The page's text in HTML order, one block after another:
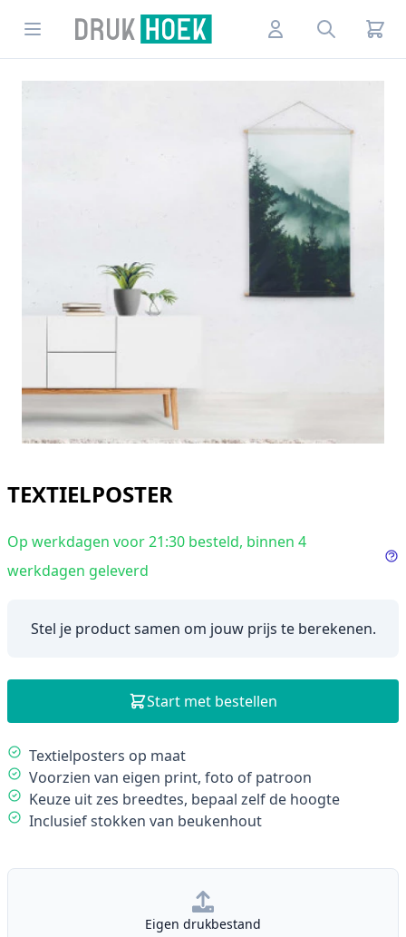
Open menuDrukhoek NL AccountSearch
TEXTIELPOSTER
Op werkdagen voor 21:30 besteld, binnen 4
werkdagen geleverd
Stel je product samen om jouw prijs te berekenen.
Description
Textielposters op maat
Voorzien van eigen print, foto of patroon
Keuze uit zes breedtes, bepaal zelf de hoogte
Inclusief stokken van beukenhout
Start met bestellen
Our Policies
Eigen drukbestand